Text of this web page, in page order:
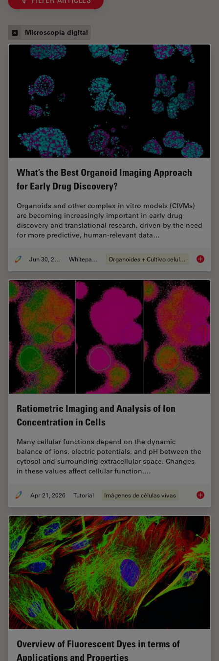
Microscopía digital
What’s the Best Organoid Imaging Approach
for Early Drug Discovery?
Organoids and other complex in vitro models (CIVMs)
are becoming increasingly important in early drug
discovery and translational research, driven by the need
for more predictive, human-relevant data…
Jun 30, 2026 Whitepaper Organoides + Cultivo celular 3D
Ratiometric Imaging and Analysis of Ion
Concentration in Cells
Many cellular functions depend on the dynamic
balance of ions, electric potentials, and pH between the
cytosol and surrounding extracellular space. Changes
in these values affect cellular function.…
Apr 21, 2026 Tutorial Imágenes de células vivas
Overview of Fluorescent Dyes in terms of
Applications and Properties